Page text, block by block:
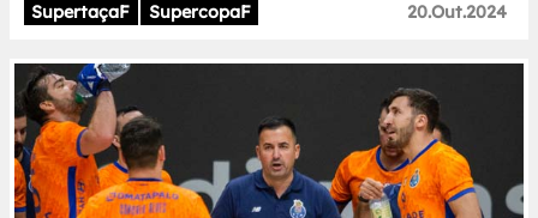
SupertaçaF
SupercopaF 20.Out.2024